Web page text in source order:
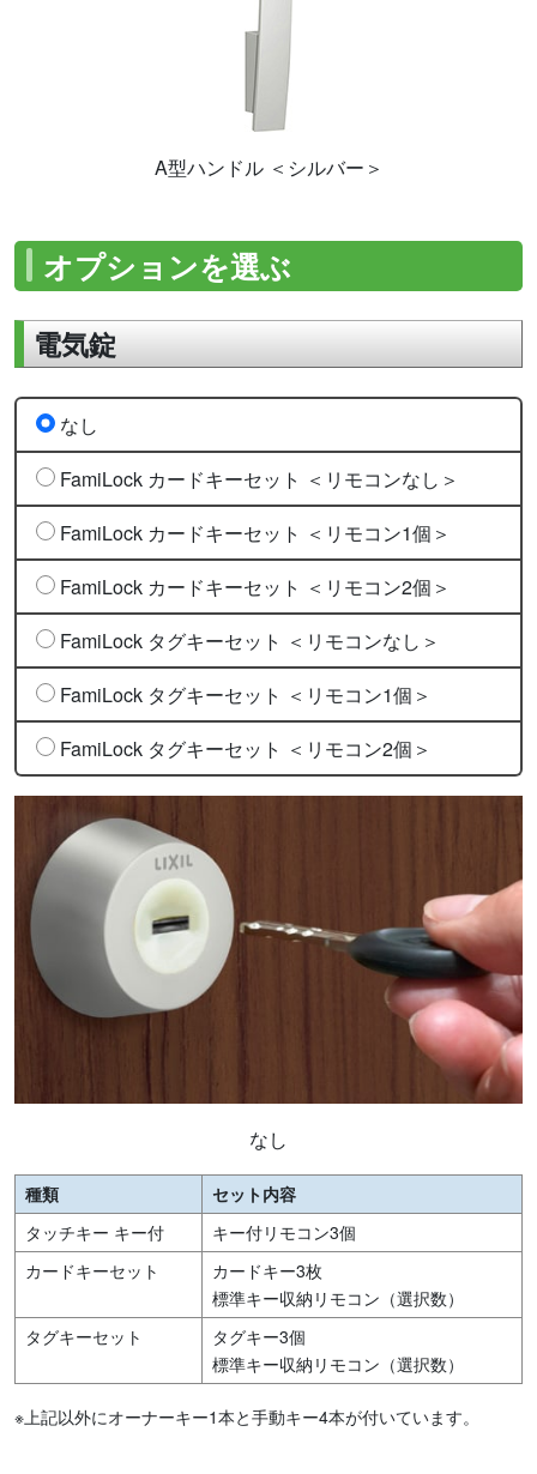
A型ハンドル ＜シルバー＞
オプションを選ぶ
電気錠
なし
種類
セット内容
タッチキー キー付
キー付リモコン3個
カードキーセット
カードキー3枚
標準キー収納リモコン（選択数）
タグキーセット
タグキー3個
標準キー収納リモコン（選択数）
※上記以外にオーナーキー1本と手動キー4本が付いています。
なし
FamiLock カードキーセット ＜リモコンなし＞
FamiLock カードキーセット ＜リモコン1個＞
FamiLock カードキーセット ＜リモコン2個＞
FamiLock タグキーセット ＜リモコンなし＞
FamiLock タグキーセット ＜リモコン1個＞
FamiLock タグキーセット ＜リモコン2個＞